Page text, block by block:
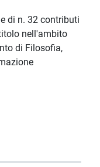
di n. 32 contributi
nell'ambito
di Filosofia,